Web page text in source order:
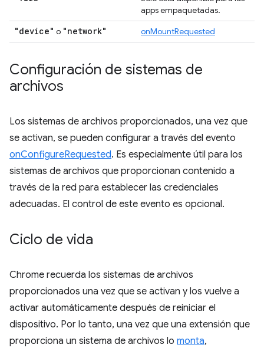
apps empaquetadas.
"device" o "network" onMountRequested
Configuración de sistemas de
archivos
Los sistemas de archivos proporcionados, una vez que
se activan, se pueden configurar a través del evento
onConfigureRequested. Es especialmente útil para los
sistemas de archivos que proporcionan contenido a
través de la red para establecer las credenciales
adecuadas. El control de este evento es opcional.
Ciclo de vida
Chrome recuerda los sistemas de archivos
proporcionados una vez que se activan y los vuelve a
activar automáticamente después de reiniciar el
dispositivo. Por lo tanto, una vez que una extensión que
proporciona un sistema de archivos lo monta,